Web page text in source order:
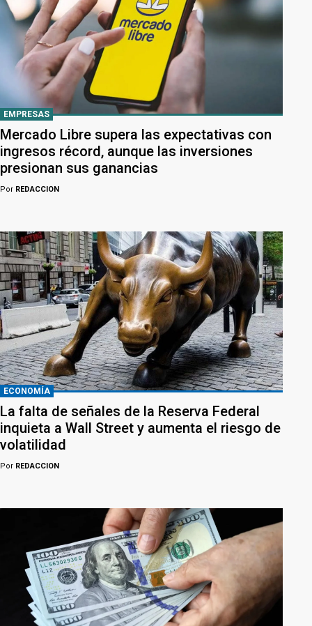
EMPRESAS
Mercado Libre supera las expectativas con
ingresos récord, aunque las inversiones
presionan sus ganancias
Por REDACCION
ECONOMÍA
La falta de señales de la Reserva Federal
inquieta a Wall Street y aumenta el riesgo de
volatilidad
Por REDACCION